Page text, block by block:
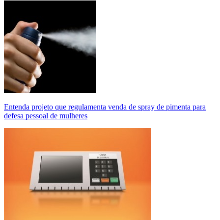
Entenda projeto que regulamenta venda de spray de pimenta para
defesa pessoal de mulheres